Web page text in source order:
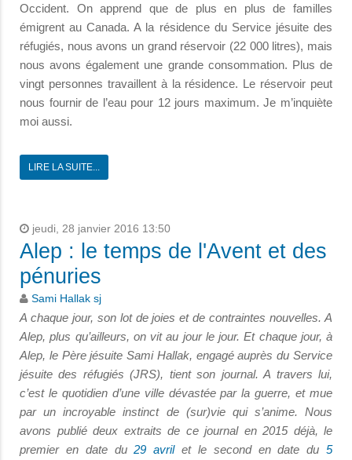
Occident. On apprend que de plus en plus de familles
émigrent au Canada. A la résidence du Service jésuite des
réfugiés, nous avons un grand réservoir (22 000 litres), mais
nous avons également une grande consommation. Plus de
vingt personnes travaillent à la résidence. Le réservoir peut
nous fournir de l’eau pour 12 jours maximum. Je m’inquiète
moi aussi.
LIRE LA SUITE...
jeudi, 28 janvier 2016 13:50
Alep : le temps de l'Avent et des
pénuries
Sami Hallak sj
A chaque jour, son lot de joies et de contraintes nouvelles. A
Alep, plus qu’ailleurs, on vit au jour le jour. Et chaque jour, à
Alep, le Père jésuite Sami Hallak, engagé auprès du Service
jésuite des réfugiés (JRS), tient son journal. A travers lui,
c’est le quotidien d’une ville dévastée par la guerre, et mue
par un incroyable instinct de (sur)vie qui s’anime. Nous
avons publié deux extraits de ce journal en 2015 déjà, le
premier en date du29 avrilet le second en date du5